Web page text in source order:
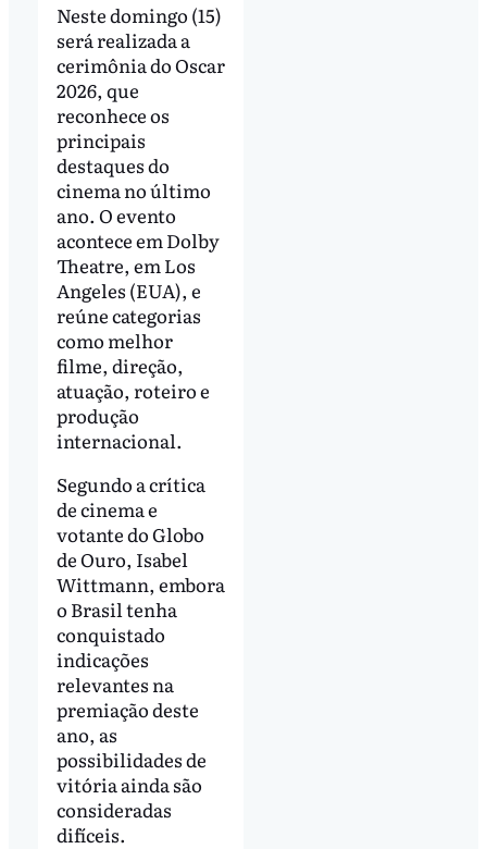
Neste domingo (15)
será realizada a
cerimônia do Oscar
2026, que
reconhece os
principais
destaques do
cinema no último
ano. O evento
acontece em Dolby
Theatre, em Los
Angeles (EUA), e
reúne categorias
como melhor
filme, direção,
atuação, roteiro e
produção
internacional.
Segundo a crítica
de cinema e
votante do Globo
de Ouro, Isabel
Wittmann, embora
o Brasil tenha
conquistado
indicações
relevantes na
premiação deste
ano, as
possibilidades de
vitória ainda são
consideradas
difíceis.